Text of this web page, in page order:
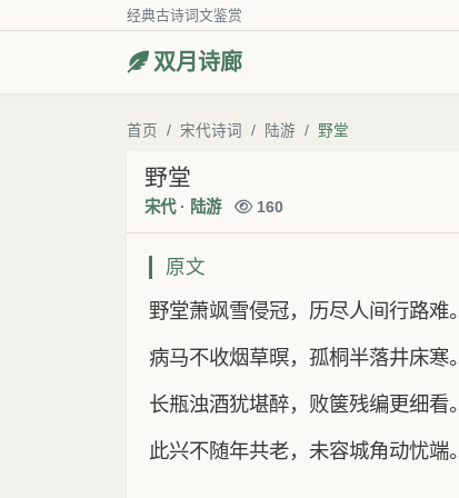
经典古诗词文鉴赏
双月诗廊
首页 宋代诗词 陆游 野堂
野堂
宋代· 陆游 160
原文
野堂萧飒雪侵冠，历尽人间行路难。
病马不收烟草暝，孤桐半落井床寒。
长瓶浊酒犹堪醉，败箧残编更细看。
此兴不随年共老，未容城角动忧端。